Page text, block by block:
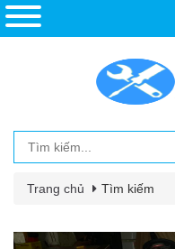
Trang chủ Tìm kiếm